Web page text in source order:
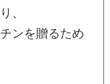
り 、
チンを贈るため